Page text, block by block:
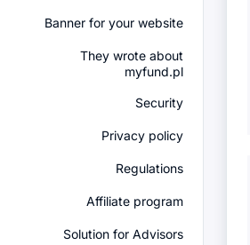
Banner for your website
They wrote about
myfund.pl
Security
Privacy policy
Regulations
Affiliate program
Solution for Advisors